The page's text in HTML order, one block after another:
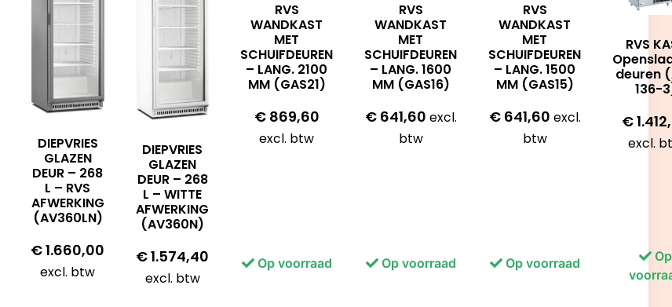
DIEPVRIES
GLAZEN
DEUR – 268
L – RVS
AFWERKING
(AV360LN)
€1.660,00
excl. btw
DIEPVRIES
GLAZEN
DEUR – 268
L – WITTE
AFWERKING
(AV360N)
€1.574,40
excl. btw
RVS
WANDKAST
MET
SCHUIFDEUREN
– LANG. 2100
MM (GAS21)
€869,60
excl. btw
Op voorraad
RVS
WANDKAST
MET
SCHUIFDEUREN
– LANG. 1600
MM (GAS16)
€641,60 excl.
btw
Op voorraad
RVS
WANDKAST
MET
SCHUIFDEUREN
– LANG. 1500
MM (GAS15)
€641,60 excl.
btw
Op voorraad
RVS
deuren
136-
€
excl.
Op